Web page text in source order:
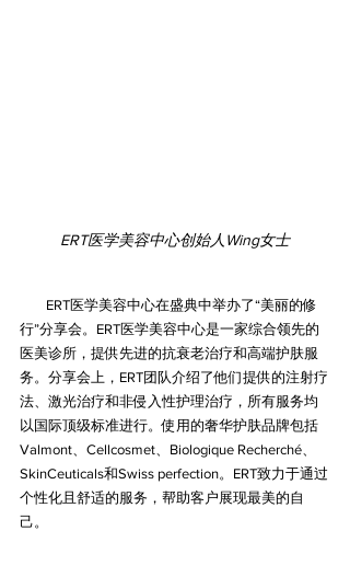
ERT医学美容中心创始人Wing女士
ERT医学美容中心在盛典中举办了“美丽的修
行”分享会。ERT医学美容中心是一家综合领先的
医美诊所，提供先进的抗衰老治疗和高端护肤服
务。分享会上，ERT团队介绍了他们提供的注射疗
法、激光治疗和非侵入性护理治疗，所有服务均
以国际顶级标准进行。使用的奢华护肤品牌包括
Valmont、Cellcosmet、Biologique Recherché、
SkinCeuticals和Swiss perfection。ERT致力于通过
个性化且舒适的服务，帮助客户展现最美的自
己。